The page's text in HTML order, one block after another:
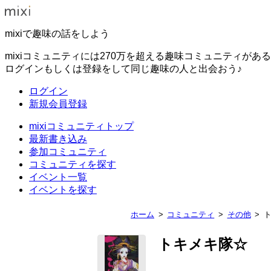
mixiで趣味の話をしよう
mixiコミュニティには270万を超える趣味コミュニティがある
ログインもしくは登録をして同じ趣味の人と出会おう♪
ログイン
新規会員登録
mixiコミュニティトップ
最新書き込み
参加コミュニティ
コミュニティを探す
イベント一覧
イベントを探す
ホーム コミュニティ その他
トキメキ隊☆